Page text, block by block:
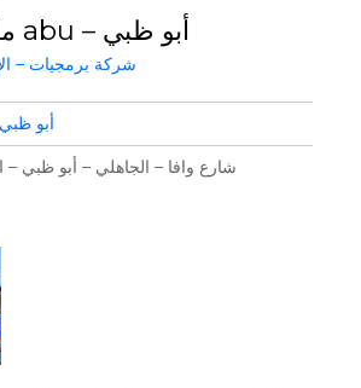
ماكنو نقاط البيع abu – أبو ظبي
شركة برمجيات –
أبو ظبي
4 شارع وافا – الجاهلي – أبو ظبي –